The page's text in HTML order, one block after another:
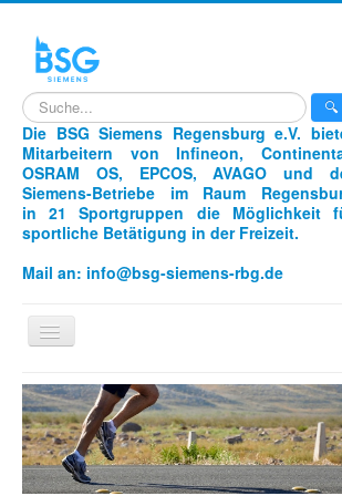
search 🔍
Die BSG Siemens Regensburg e.V.
Mitarbeitern von Infineon,
OSRAM OS, EPCOS, AVAGO und
Siemens-Betriebe im Raum
in 21 Sportgruppen die Möglichkeit
sportliche Betätigung in der Freizeit.
Mail an: info@bsg-siemens-rbg.de
Navigation
Home
Sportarten
Aikido
Unser Verein